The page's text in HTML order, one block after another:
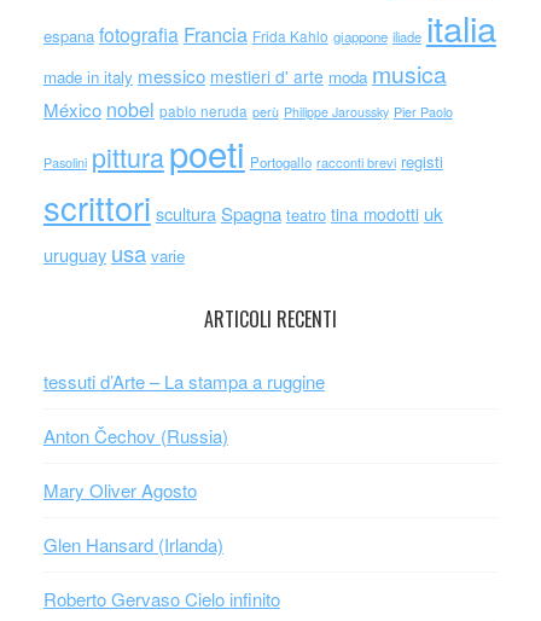
espana fotografia Francia Frida Kahlo giappone iliade italia
made in italy messico mestieri d' arte moda musica
México nobel pablo neruda perù Philippe Jaroussky Pier Paolo
Pasolini pitturapoeti Portogallo racconti brevi registi
scrittori scultura Spagna teatro tina modotti uk
uruguay usa varie
ARTICOLI RECENTI
tessuti d’Arte – La stampa a ruggine
Anton Čechov (Russia)
Mary Oliver Agosto
Glen Hansard (Irlanda)
Roberto Gervaso Cielo infinito